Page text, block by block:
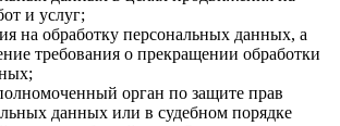
и услуг;
на обработку персональных данных, а
требования о прекращении обработки
орган по защите прав
данных или в судебном порядке